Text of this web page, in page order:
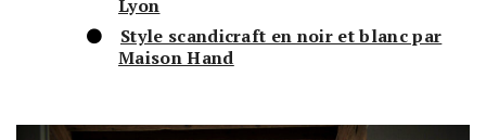
Lyon
Style scandicraft en noir et blanc par
Maison Hand